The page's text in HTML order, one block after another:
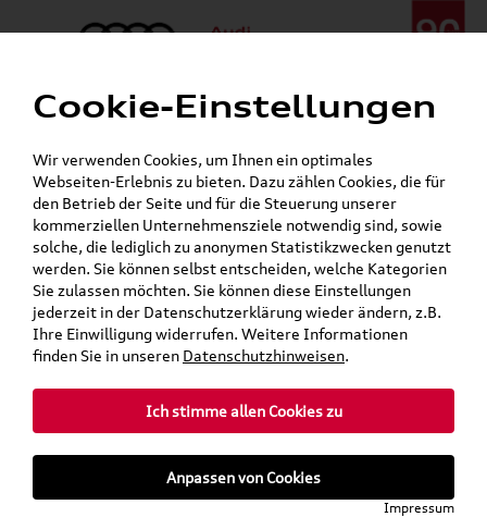
Menü
24h-Pannenhilfe:+49 (0)171 / 870 72 87
Öffnet in 2 Stunden, 47 Minuten
Verkauf:
Mo. - Fr. 08:00 - 19:00 Uhr Sa. 09:00 - 13:00 Uhr
Service:Mo. - Fr. 06:00 - 20:00 Uhr Sa. 08:00 - 13:00 Uhr
teilen Twitter Instagram WhatsApp E-Mail
Zurück
Cookie-Einstellungen
Wir verwenden Cookies, um Ihnen ein optimales
Webseiten-Erlebnis zu bieten. Dazu zählen Cookies, die für
den Betrieb der Seite und für die Steuerung unserer
kommerziellen Unternehmensziele notwendig sind, sowie
solche, die lediglich zu anonymen Statistikzwecken genutzt
werden. Sie können selbst entscheiden, welche Kategorien
Sie zulassen möchten. Sie können diese Einstellungen
jederzeit in der Datenschutzerklärung wieder ändern, z.B.
Ihre Einwilligung widerrufen. Weitere Informationen
finden Sie in unseren Datenschutzhinweisen.
Ich stimme allen Cookies zu
Anpassen von Cookies
Impressum